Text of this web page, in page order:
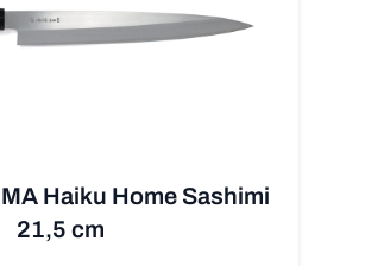
Haiku Home Sashimi
21,5 cm